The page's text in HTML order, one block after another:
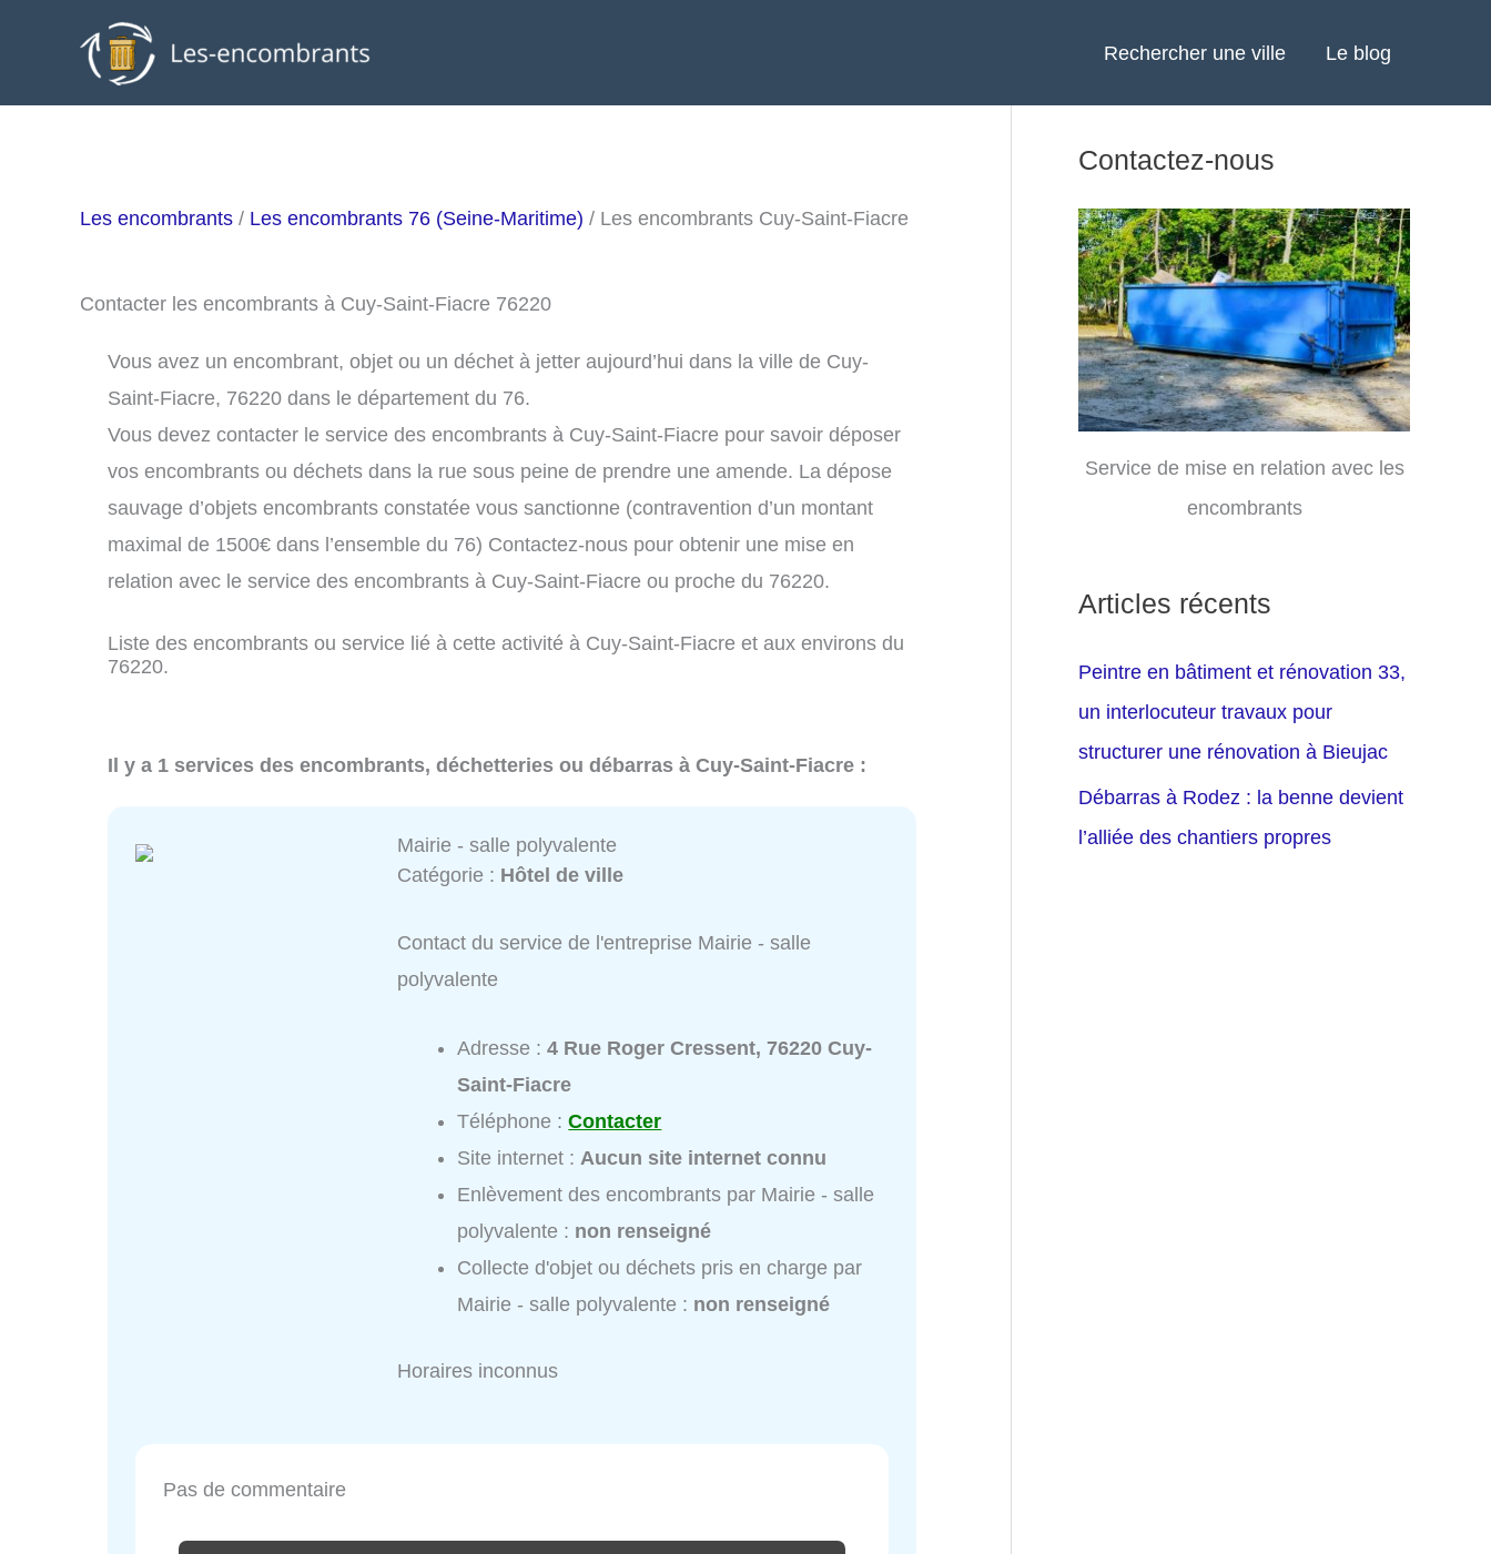
Rechercher une ville Le blog
Les encombrants / Les encombrants 76 (Seine-Maritime) / Les encombrants Cuy-Saint-Fiacre
Contacter les encombrants à Cuy-Saint-Fiacre 76220
Vous avez un encombrant, objet ou un déchet à jetter aujourd’hui dans la ville de Cuy-
Saint-Fiacre, 76220 dans le département du 76.
Vous devez contacter le service des encombrants à Cuy-Saint-Fiacre pour savoir déposer
vos encombrants ou déchets dans la rue sous peine de prendre une amende. La dépose
sauvage d’objets encombrants constatée vous sanctionne (contravention d’un montant
maximal de 1500€ dans l’ensemble du 76) Contactez-nous pour obtenir une mise en
relation avec le service des encombrants à Cuy-Saint-Fiacre ou proche du 76220.
Liste des encombrants ou service lié à cette activité à Cuy-Saint-Fiacre et aux environs du
76220.
Il y a 1 services des encombrants, déchetteries ou débarras à Cuy-Saint-Fiacre :
Mairie - salle polyvalente
Catégorie : Hôtel de ville
Contact du service de l'entreprise Mairie - salle
polyvalente
Adresse :4 Rue Roger Cressent, 76220 Cuy-
Saint-Fiacre
Téléphone :Contacter
Site internet :Aucun site internet connu
Enlèvement des encombrants par Mairie - salle
polyvalente : non renseigné
Collecte d'objet ou déchets pris en charge par
Mairie - salle polyvalente : non renseigné
Horaires inconnus
Pas de commentaire
Contactez-nous
Service de mise en relation avec les
encombrants
Articles récents
Peintre en bâtiment et rénovation 33,
un interlocuteur travaux pour
structurer une rénovation à Bieujac
Débarras à Rodez : la benne devient
l’alliée des chantiers propres